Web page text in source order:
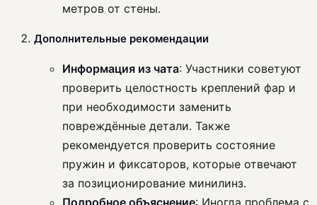
метров от стены.
Дополнительные рекомендации
Информация из чата: Участники советуют
проверить целостность креплений фар и
при необходимости заменить
повреждённые детали. Также
рекомендуется проверить состояние
пружин и фиксаторов, которые отвечают
за позиционирование минилинз.